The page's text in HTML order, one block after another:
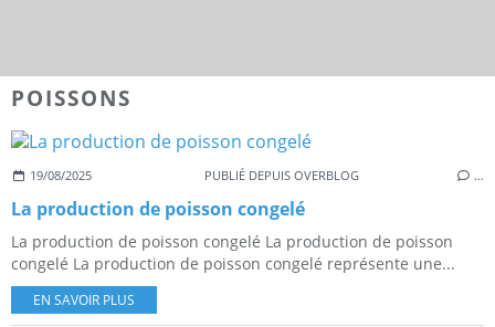
POISSONS
19/08/2025 PUBLIÉ DEPUIS OVERBLOG …
La production de poisson congelé
La production de poisson congelé La production de poisson
congelé La production de poisson congelé représente une...
EN SAVOIR PLUS